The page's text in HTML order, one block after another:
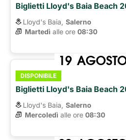
Biglietti Lloyd's Baia Beach
Lloyd's Baia, Salerno
Martedì alle ore 08:30
19
DISPONIBILE
Biglietti Lloyd's Baia Beach
Lloyd's Baia, Salerno
Mercoledì alle ore 08:30